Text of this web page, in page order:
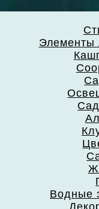
Элементы
Водные